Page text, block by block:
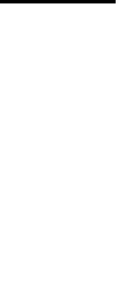
components